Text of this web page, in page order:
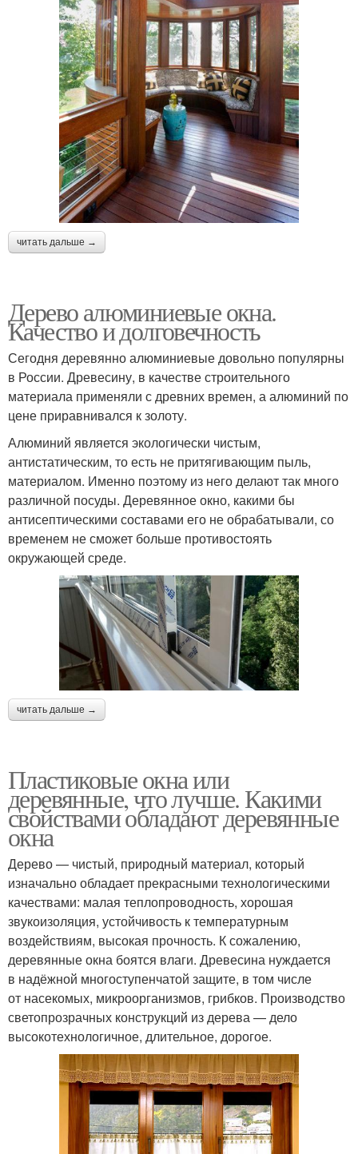
читать дальше →
Дерево алюминиевые окна.
Качество и долговечность
Сегодня деревянно алюминиевые довольно популярны
в России. Древесину, в качестве строительного
материала применяли с древних времен, а алюминий по
цене приравнивался к золоту.
Алюминий является экологически чистым,
антистатическим, то есть не притягивающим пыль,
материалом. Именно поэтому из него делают так много
различной посуды. Деревянное окно, какими бы
антисептическими составами его не обрабатывали, со
временем не сможет больше противостоять
окружающей среде.
читать дальше →
Пластиковые окна или
деревянные, что лучше. Какими
свойствами обладают деревянные
окна
Дерево — чистый, природный материал, который
изначально обладает прекрасными технологическими
качествами: малая теплопроводность, хорошая
звукоизоляция, устойчивость к температурным
воздействиям, высокая прочность. К сожалению,
деревянные окна боятся влаги. Древесина нуждается
в надёжной многоступенчатой защите, в том числе
от насекомых, микроорганизмов, грибков. Производство
светопрозрачных конструкций из дерева — дело
высокотехнологичное, длительное, дорогое.